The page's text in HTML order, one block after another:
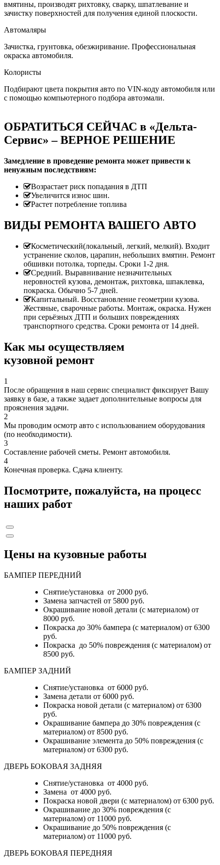
вмятины, производят рихтовку, сварку, шпатлевание и
зачистку поверхностей для получения единой плоскости.
Автомаляры
Зачистка, грунтовка, обезжиривание. Профессиональная
окраска автомобиля.
Колористы
Подбирают цвета покрытия авто по VIN-коду автомобиля или
с помощью компьютерного подбора автоэмали.
ОБРАТИТЬСЯ СЕЙЧАС в «Дельта-
Сервис» – ВЕРНОЕ РЕШЕНИЕ
Замедление в проведение ремонта может привести к
ненужным последствиям:
Возрастает риск попадания в ДТП
Увеличится износ шин.
Растет потребление топлива
ВИДЫ РЕМОНТА ВАШЕГО АВТО
Косметический(локальный, легкий, мелкий). Входит
устранение сколов, царапин, небольших вмятин. Ремонт
обшивки потолка, торпеды. Сроки 1-2 дня.
Средний. Выравнивание незначительных
неровностей кузова, демонтаж, рихтовка, шпаклевка,
покраска. Обычно 5-7 дней.
Капитальный. Восстановление геометрии кузова.
Жестяные, сварочные работы. Монтаж, окраска. Нужен
при серьёзных ДТП и больших повреждениях
транспортного средства. Сроки ремонта от 14 дней.
Как мы осуществляем
кузовной ремонт
1
После обращения в наш сервис специалист фиксирует Вашу
заявку в базе, а также задает дополнительные вопросы для
прояснения задачи.
2
Мы проводим осмотр авто с использованием оборудования
(по необходимости).
3
Составление рабочей сметы. Ремонт автомобиля.
4
Конечная проверка. Сдача клиенту.
Посмотрите, пожалуйста, на процесс
наших работ
Цены на кузовные работы
БАМПЕР ПЕРЕДНИЙ
Снятие/установка от 2000 руб.
Замена запчастей от 5800 руб.
Окрашивание новой детали (с материалом) от
8000 руб.
Покраска до 30% бампера (с материалом) от 6300
руб.
Покраска до 50% повреждения (с материалом) от
8500 руб.
БАМПЕР ЗАДНИЙ
Снятие/установка от 6000 руб.
Замена детали от 6000 руб.
Покраска новой детали (с материалом) от 6300
руб.
Окрашивание бампера до 30% повреждения (с
материалом) от 8500 руб.
Окрашивание элемента до 50% повреждения (с
материалом) от 6300 руб.
ДВЕРЬ БОКОВАЯ ЗАДНЯЯ
Снятие/установка от 4000 руб.
Замена от 4000 руб.
Покраска новой двери (с материалом) от 6300 руб.
Окрашивание до 30% повреждения (с
материалом) от 11000 руб.
Окрашивание до 50% повреждения (с
материалом) от 11000 руб.
ДВЕРЬ БОКОВАЯ ПЕРЕДНЯЯ